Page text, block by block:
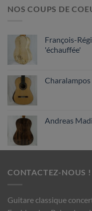
NOS COUPS DE
François-
'échauffée'
Andreas
CONTACTEZ-NOUS !
Guitare classique